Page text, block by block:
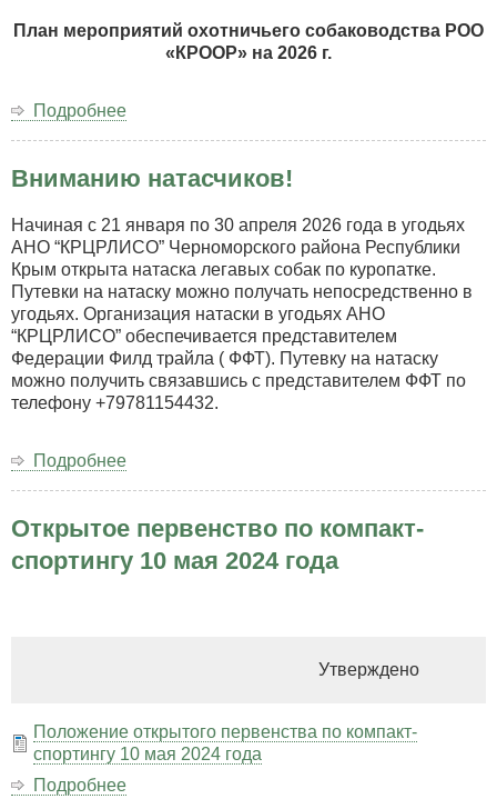
куропатке,
Крым,
Черноморское,
КРЦРЛИСО
(01.04.26
г.
–
13.04.26
г.).
План мероприятий охотничьего собаководства РОО
«КРООР» на 2026 г.
Подробнее
охотничьего
РОО
«КРООР»
на
2026
год
Вниманию натасчиков!
Начиная с 21 января по 30 апреля 2026 года в угодьях
АНО “КРЦРЛИСО” Черноморского района Республики
Крым открыта натаска легавых собак по куропатке.
Путевки на натаску можно получать непосредственно в
угодьях. Организация натаски в угодьях АНО
“КРЦРЛИСО” обеспечивается представителем
Федерации Филд трайла ( ФФТ). Путевку на натаску
можно получить связавшись с представителем ФФТ по
телефону +79781154432.
Подробнее
Открытое первенство по компакт-
спортингу 10 мая 2024 года
Утверждено
Положение открытого первенства по компакт-
спортингу 10 мая 2024 года
Подробнее